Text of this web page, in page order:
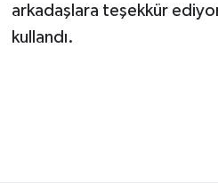
arkadaşlara teşekkür
kullandı.